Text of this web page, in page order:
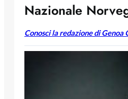
Nazionale
Conosci la redazione di Genoa